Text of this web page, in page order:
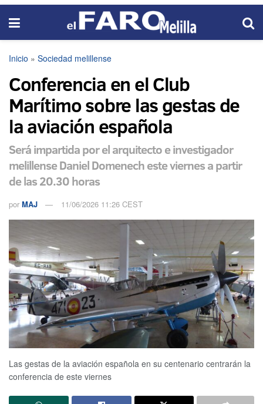
Inicio » Sociedad melillense
Conferencia en el Club
Marítimo sobre las gestas de
la aviación española
Será impartida por el arquitecto e investigador
melillense Daniel Domenech este viernes a partir
de las 20.30 horas
por MAJ 11/06/2026 11:26 CEST
Las gestas de la aviación española en su centenario centrarán la
conferencia de este viernes